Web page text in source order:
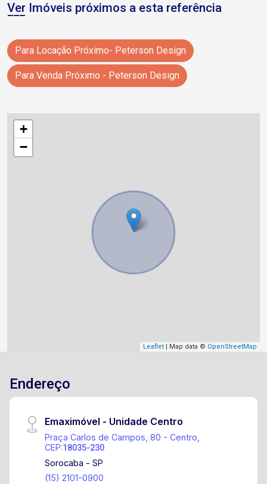
Ver Imóveis próximos a esta referência
Para Locação Próximo- Peterson Design
Para Venda Próximo - Peterson Design
+
−
Leaflet | Map data © OpenStreetMap
Endereço
Emaximóvel - Unidade Centro
Praça Carlos de Campos, 80 - Centro,
CEP:18035-230
Sorocaba - SP
(15) 2101-0900